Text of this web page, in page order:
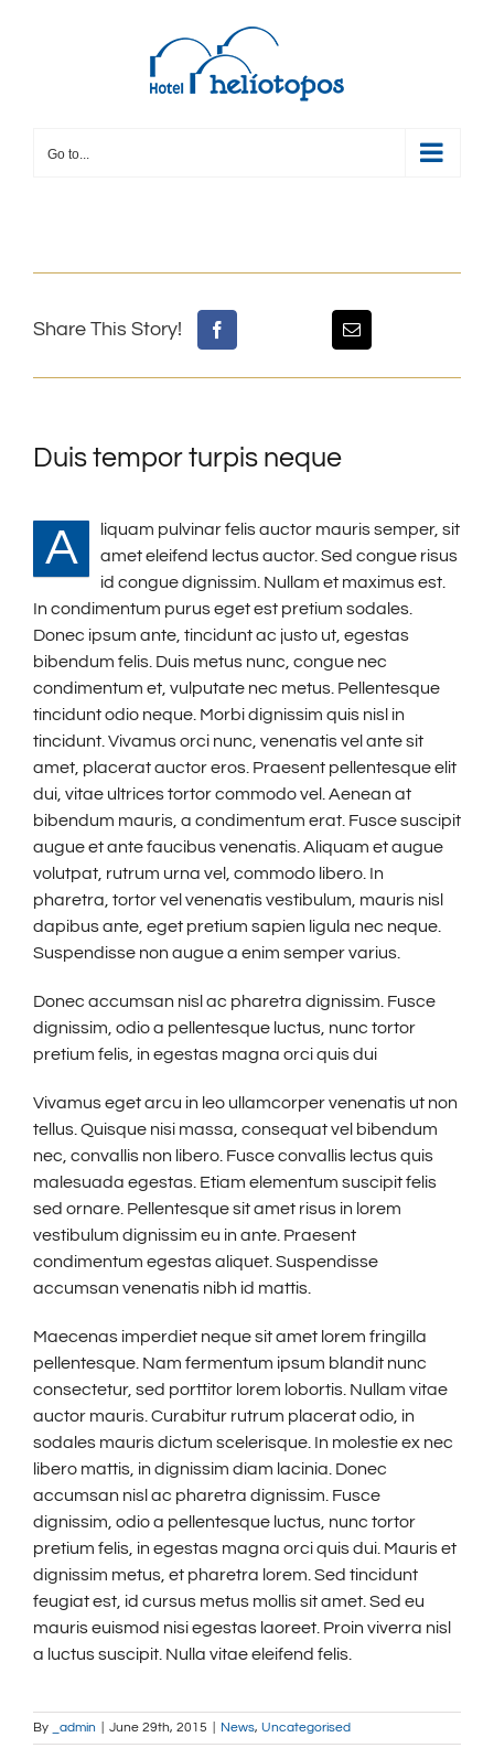
Go to...
Share This Story!
Duis tempor turpis neque
A
liquam pulvinar felis auctor mauris semper, sit
amet eleifend lectus auctor. Sed congue risus
id congue dignissim. Nullam et maximus est.
In condimentum purus eget est pretium sodales.
Donec ipsum ante, tincidunt ac justo ut, egestas
bibendum felis. Duis metus nunc, congue nec
condimentum et, vulputate nec metus. Pellentesque
tincidunt odio neque. Morbi dignissim quis nisl in
tincidunt. Vivamus orci nunc, venenatis vel ante sit
amet, placerat auctor eros. Praesent pellentesque elit
dui, vitae ultrices tortor commodo vel. Aenean at
bibendum mauris, a condimentum erat. Fusce suscipit
augue et ante faucibus venenatis. Aliquam et augue
volutpat, rutrum urna vel, commodo libero. In
pharetra, tortor vel venenatis vestibulum, mauris nisl
dapibus ante, eget pretium sapien ligula nec neque.
Suspendisse non augue a enim semper varius.
Donec accumsan nisl ac pharetra dignissim. Fusce
dignissim, odio a pellentesque luctus, nunc tortor
pretium felis, in egestas magna orci quis dui
Vivamus eget arcu in leo ullamcorper venenatis ut non
tellus. Quisque nisi massa, consequat vel bibendum
nec, convallis non libero. Fusce convallis lectus quis
malesuada egestas. Etiam elementum suscipit felis
sed ornare. Pellentesque sit amet risus in lorem
vestibulum dignissim eu in ante. Praesent
condimentum egestas aliquet. Suspendisse
accumsan venenatis nibh id mattis.
Maecenas imperdiet neque sit amet lorem fringilla
pellentesque. Nam fermentum ipsum blandit nunc
consectetur, sed porttitor lorem lobortis. Nullam vitae
auctor mauris. Curabitur rutrum placerat odio, in
sodales mauris dictum scelerisque. In molestie ex nec
libero mattis, in dignissim diam lacinia. Donec
accumsan nisl ac pharetra dignissim. Fusce
dignissim, odio a pellentesque luctus, nunc tortor
pretium felis, in egestas magna orci quis dui. Mauris et
dignissim metus, et pharetra lorem. Sed tincidunt
feugiat est, id cursus metus mollis sit amet. Sed eu
mauris euismod nisi egestas laoreet. Proin viverra nisl
a luctus suscipit. Nulla vitae eleifend felis.
By _admin June 29th, 2015 News, Uncategorised